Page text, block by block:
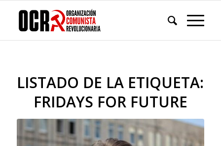
LISTADO DE LA ETIQUETA:
FRIDAYS FOR FUTURE